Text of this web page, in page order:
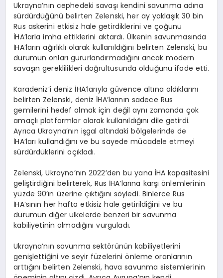
Ukrayna’nın cephedeki savaşı kendini savunma adına
sürdürdüğünü belirten Zelenski, her ay yaklaşık 30 bin
Rus askerini etkisiz hale getirdiklerini ve çoğunu
İHA’larla imha ettiklerini aktardı. Ülkenin savunmasında
İHA’ların ağırlıklı olarak kullanıldığını belirten Zelenski, bu
durumun onları gururlandırmadığını ancak modern
savaşın gereklilikleri doğrultusunda olduğunu ifade etti.
Karadeniz’i deniz İHA’larıyla güvence altına aldıklarını
belirten Zelenski, deniz İHA’larının sadece Rus
gemilerini hedef almak için değil aynı zamanda çok
amaçlı platformlar olarak kullanıldığını dile getirdi.
Ayrıca Ukrayna’nın işgal altındaki bölgelerinde de
İHA’ları kullandığını ve bu sayede mücadele etmeyi
sürdürdüklerini açıkladı.
Zelenski, Ukrayna’nın 2022’den bu yana İHA kapasitesini
geliştirdiğini belirterek, Rus İHA’larına karşı önlemlerinin
yüzde 90’ın üzerine çıktığını söyledi. Binlerce Rus
İHA’sının her hafta etkisiz hale getirildiğini ve bu
durumun diğer ülkelerde benzeri bir savunma
kabiliyetinin olmadığını vurguladı.
Ukrayna’nın savunma sektörünün kabiliyetlerini
genişlettiğini ve seyir füzelerini önleme oranlarının
arttığını belirten Zelenski, hava savunma sistemlerinin